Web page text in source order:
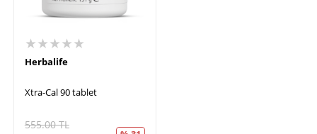
★★★★★
Herbalife
Xtra-Cal 90 tablet
555.00TL